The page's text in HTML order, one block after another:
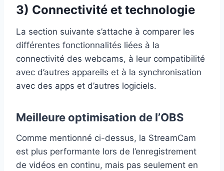
3) Connectivité et technologie
La section suivante s’attache à comparer les
différentes fonctionnalités liées à la
connectivité des webcams, à leur compatibilité
avec d’autres appareils et à la synchronisation
avec des apps et d’autres logiciels.
Meilleure optimisation de l’OBS
Comme mentionné ci-dessus, la StreamCam
est plus performante lors de l’enregistrement
de vidéos en continu, mais pas seulement en